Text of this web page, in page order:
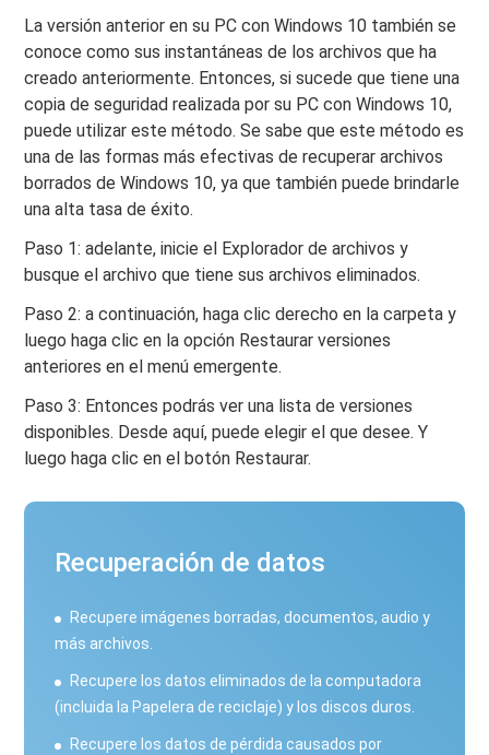
La versión anterior en su PC con Windows 10 también se
conoce como sus instantáneas de los archivos que ha
creado anteriormente. Entonces, si sucede que tiene una
copia de seguridad realizada por su PC con Windows 10,
puede utilizar este método. Se sabe que este método es
una de las formas más efectivas de recuperar archivos
borrados de Windows 10, ya que también puede brindarle
una alta tasa de éxito.
Paso 1: adelante, inicie el Explorador de archivos y
busque el archivo que tiene sus archivos eliminados.
Paso 2: a continuación, haga clic derecho en la carpeta y
luego haga clic en la opción Restaurar versiones
anteriores en el menú emergente.
Paso 3: Entonces podrás ver una lista de versiones
disponibles. Desde aquí, puede elegir el que desee. Y
luego haga clic en el botón Restaurar.
Recuperación de datos
Recupere imágenes borradas, documentos, audio y
más archivos.
Recupere los datos eliminados de la computadora
(incluida la Papelera de reciclaje) y los discos duros.
Recupere los datos de pérdida causados ​​por